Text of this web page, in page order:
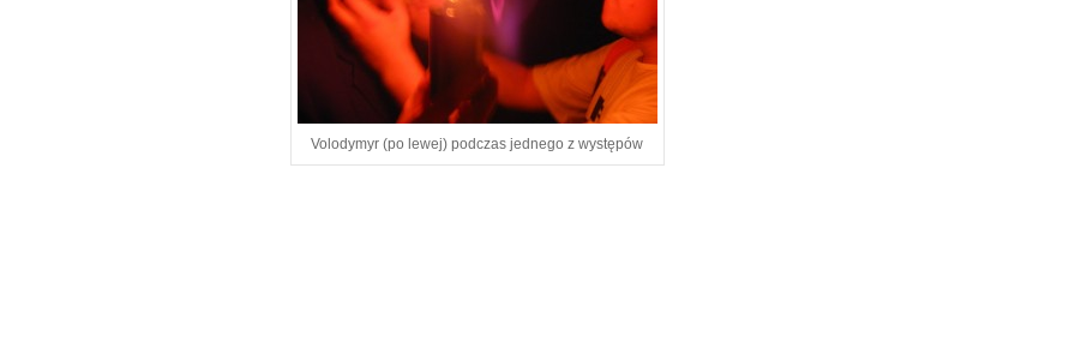
Volodymyr (po lewej) podczas jednego z występów